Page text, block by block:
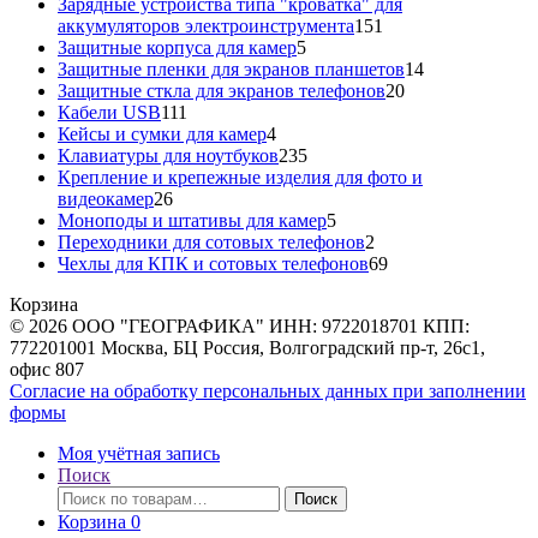
Зарядные устройства типа "кроватка" для
аккумуляторов электроинструмента151
Защитные корпуса для камер55
товаров
Защитные пленки для экранов планшетов1414
Защитные сткла для экранов телефонов2020
Кабели USB111
товаров
Кейсы и сумки для камер44
товара
Клавиатуры для ноутбуков235235
товаров
Крепление и крепежные изделия для фото и
видеокамер2626
товаров
Моноподы и штативы для камер55
товаров
Переходники для сотовых телефонов2
товара
Чехлы для КПК и сотовых телефонов6969
Корзина
© 2026 ООО "ГЕОГРАФИКА" ИНН: 9722018701 КПП:
772201001 Москва, БЦ Россия, Волгоградский пр-т, 26с1,
офис 807
Согласие на обработку персональных данных при заполнении
формы
Моя учётная запись
Поиск
Искать:
Поиск
Корзина 0